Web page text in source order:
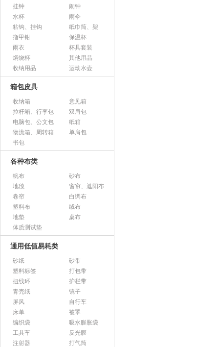
挂钟
闹钟
水杯
雨伞
粘钩、挂钩
纸巾筒、架
指甲钳
保温杯
雨衣
杯具套装
焖烧杯
其他用品
收纳用品
运动水壶
箱包皮具
收纳箱
意见箱
拉杆箱、行李包
双肩包
电脑包、公文包
纸箱
物流箱、周转箱
单肩包
书包
各种布类
帆布
砂布
地毯
窗帘、遮阳布
卷帘
白绸布
塑料布
绒布
地垫
桌布
体质测试垫
通用低值易耗类
砂纸
砂带
塑料标签
打包带
扭线环
护栏带
青壳纸
镜子
屏风
自行车
床单
被罩
编织袋
吸水膨胀袋
工具车
反光膜
注射器
打气筒